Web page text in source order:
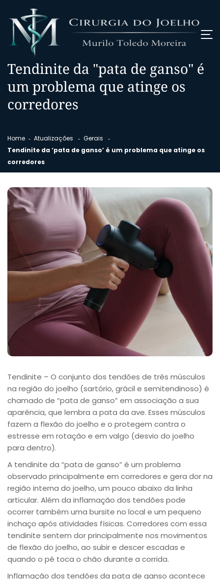
Tendinite da "pata de ganso" é
um problema que atinge os
corredores
Home Atualizações
Gerais
Tendinite da ‘pata de ganso’ é um problema que atinge os
corredores
Tendinite – O conjunto dos tendões de três músculos
na região do joelho (sartório, grácil e semitendinoso) é
chamado de “pata de ganso” em associação a sua
aparência, que lembra a pata da ave. Esses músculos
fazem a flexão do joelho e o protegem contra o
estresse em rotação e em valgo (desvio do joelho
para dentro).
A tendinite da “pata de ganso” é um problema
observado principalmente em corredores e gera dor na
região interna do joelho, um pouco abaixo da linha
articular. Além da inflamação dos tendões pode
ocorrer também uma bursite no local e um pequeno
inchaço após atividades físicas. Corredores com essa
tendinite sentem dor principalmente nos movimentos
de flexão do joelho, ao subir e descer escadas e
quando o pé toca o chão durante a corrida.
Inflamação dos tendões da pata de ganso acontece